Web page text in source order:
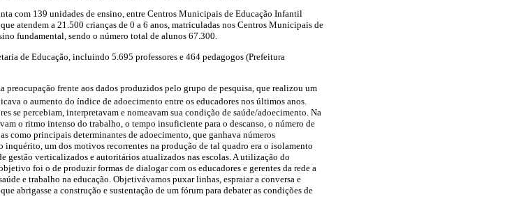
com 139 unidades de ensino, entre Centros Municipais de Educação Infantil
atendem a 21.500 crianças de 0 a 6 anos, matriculadas nos Centros Municipais de
fundamental, sendo o número total de alunos 67.300.
de Educação, incluindo 5.695 professores e 464 pedagogos (Prefeitura
frente aos dados produzidos pelo grupo de pesquisa, que realizou um
o aumento do índice de adoecimento entre os educadores nos últimos anos.
se percebiam, interpretavam e nomeavam sua condição de saúde/adoecimento. Na
o ritmo intenso do trabalho, o tempo insuficiente para o descanso, o número de
como principais determinantes de adoecimento, que ganhava números
inquérito, um dos motivos recorrentes na produção de tal quadro era o isolamento
gestão verticalizados e autoritários atualizados nas escolas. A utilização do
foi o de produzir formas de dialogar com os educadores e gerentes da rede a
e trabalho na educação. Objetivávamos puxar linhas, espraiar a conversa e
abrigasse a construção e sustentação de um fórum para debater as condições de